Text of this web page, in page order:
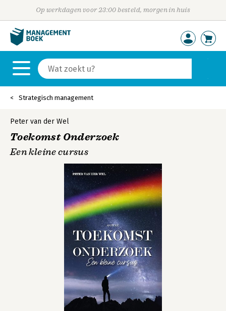
Op werkdagen voor 23:00 besteld, morgen in huis
Strategisch management
Peter van der Wel
Toekomst Onderzoek
Een kleine cursus